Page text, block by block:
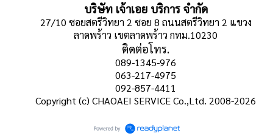
บริษัท เจ้าเอย บริการ จำกัด
27/10 ซอยสตรีวิทยา 2 ซอย 8 ถนนสตรีวิทยา 2 แขวง
ลาดพร้าว เขตลาดพร้าว กทม.10230
ติดต่อโทร.
089-1345-976
063-217-4975
092-857-4411
Copyright (c) CHAOAEI SERVICE Co.,Ltd. 2008-2026